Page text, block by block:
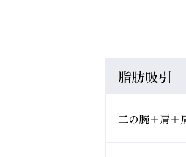
脂肪吸引
二の腕＋肩＋